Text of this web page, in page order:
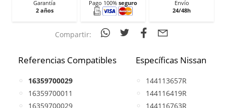
Garantía
2 años
Pago 100% seguro
Envío
24/48h
Compartir:
Referencias Compatibles
16359700029
16359700011
16359700029
Específicas Nissan
144113657R
144116419R
144116763R